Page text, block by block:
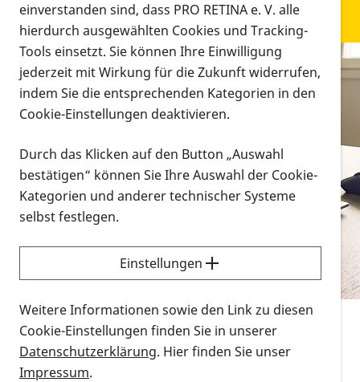
Infomaterial
Infomaterial
Vorlesen
Alle Infomaterialien in verschiedenen
Formaten an einem Ort
Sie möchten wissen, wie Sie nach Infonmaterial
suchen und dieses bestellen bzw. herunterladen
können? Schauen Sie sich dieErklärvideos zum
Thema Infomaterial auf der PRO RETINA-Website
für blinde und sehbehinderte Menschen an.
Auf dieser Seite finden Sie sämtliches Infomaterial
einverstanden sind, dass PRO RETINA e. V. alle
hierdurch ausgewählten Cookies und Tracking-
Tools einsetzt. Sie können Ihre Einwilligung
jederzeit mit Wirkung für die Zukunft widerrufen,
indem Sie die entsprechenden Kategorien in den
Cookie-Einstellungen deaktivieren.
Durch das Klicken auf den Button „Auswahl
bestätigen“ können Sie Ihre Auswahl der Cookie-
Kategorien und anderer technischer Systeme
selbst festlegen.
Einstellungen
Weitere Informationen sowie den Link zu diesen
Cookie-Einstellungen finden Sie in unserer
Datenschutzerklärung. Hier finden Sie unser
Impressum.